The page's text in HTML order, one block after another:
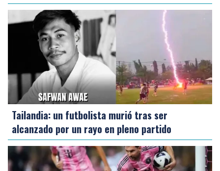
Tailandia: un futbolista murió tras ser
alcanzado por un rayo en pleno partido